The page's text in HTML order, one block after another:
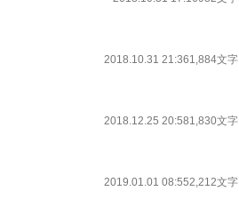
2018.10.31 21:361,884文字
2018.12.25 20:581,830文字
2019.01.01 08:552,212文字